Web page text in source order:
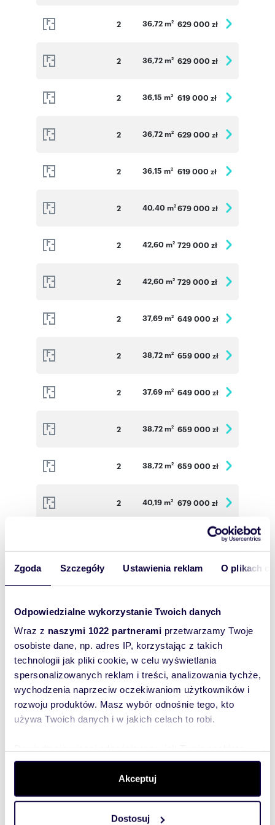
Zgoda Szczegóły Ustawienia reklam O plikach
Odpowiedzialne wykorzystanie Twoich danych
Wraz z naszymi 1022 partnerami przetwarzamy Twoje
osobiste dane, np. adres IP, korzystając z takich
technologii jak pliki cookie, w celu wyświetlania
spersonalizowanych reklam i treści, analizowania tychże,
wychodzenia naprzeciw oczekiwaniom użytkowników i
rozwoju produktów. Masz wybór odnośnie tego, kto
używa Twoich danych i w jakich celach to robi.
dane są przetwarzane oraz ustaw własne preferencje w
. W Deklaracji plików cookie możesz
zmienić lub wycofać swoją zgodę w dowolnej chwili.
Wykorzystujemy pliki cookie do spersonalizowania treści
Akceptuj
Dostosuj
Numer oferty: B 48 2 36,72 m2 629 000 zł
2 36,72 m2 629 000 zł
2 36,15 m2 619 000 zł
2 36,72 m2 629 000 zł
2 36,15 m2 619 000 zł
2 40,40 m2 679 000 zł
2 42,60 m2 729 000 zł
2 42,60 m2 729 000 zł
2 37,69 m2 649 000 zł
2 38,72 m2 659 000 zł
2 37,69 m2 649 000 zł
2 38,72 m2 659 000 zł
2 38,72 m2 659 000 zł
2 40,19 m2 679 000 zł
629 000 zł
2 35,96 m2 619 000 zł
2 36,51 m2 629 000 zł
2 35,96 m 619 000 zł
2 40,19 m2 679 000 zł
2 40,19 m 679 000 zł
2 42,60 m2 729 000 zł